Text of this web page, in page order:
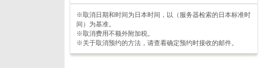
※取消日期和时间为日本时间，以（服务器检索的日本标准时
间）为基准。
※取消费用不额外附加税。
※关于取消预约的方法，请查看确定预约时接收的邮件。